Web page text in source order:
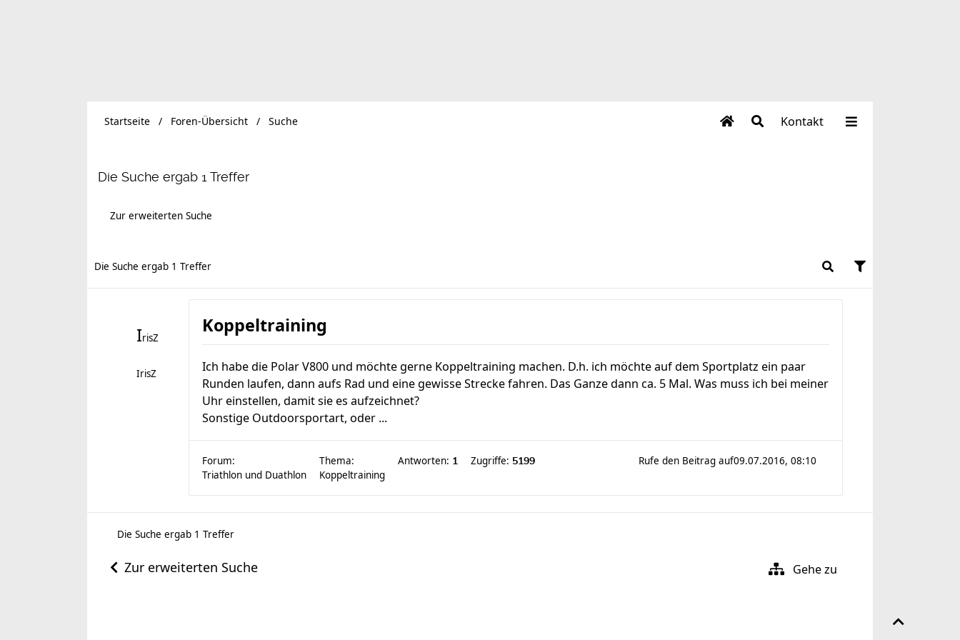
Kontakt
Startseite Foren-Übersicht Suche
Die Suche ergab 1 Treffer
Zur erweiterten Suche
Die Suche ergab 1 Treffer
IrisZ
IrisZ
Koppeltraining
Ich habe die Polar V800 und möchte gerne Koppeltraining machen. D.h. ich möchte auf dem Sportplatz ein paar
Runden laufen, dann aufs Rad und eine gewisse Strecke fahren. Das Ganze dann ca. 5 Mal. Was muss ich bei meiner
Uhr einstellen, damit sie es aufzeichnet?
Sonstige Outdoorsportart, oder ...
Forum:
Triathlon und Duathlon
Thema:
Koppeltraining
Antworten: 1 Zugriffe: 5199 09.07.2016, 08:10
Rufe den Beitrag auf
Die Suche ergab 1 Treffer
Zur erweiterten Suche Gehe zu